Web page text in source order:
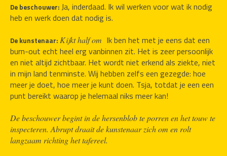
De beschouwer: Ja, inderdaad. Ik wil werken voor wat ik nodig
heb en werk doen dat nodig is.
De kunstenaar: Kijkt half om Ik ben het met je eens dat een
burn-out echt heel erg vanbinnen zit. Het is zeer persoonlijk
en niet altijd zichtbaar. Het wordt niet erkend als ziekte, niet
in mijn land tenminste. Wij hebben zelfs een gezegde: hoe
meer je doet, hoe meer je kunt doen. Tsja, totdat je een een
punt bereikt waarop je helemaal niks meer kan!
De beschouwer begint in de hersenblob te porren en het touw te
inspecteren. Abrupt draait de kunstenaar zich om en rolt
langzaam richting het tafereel.